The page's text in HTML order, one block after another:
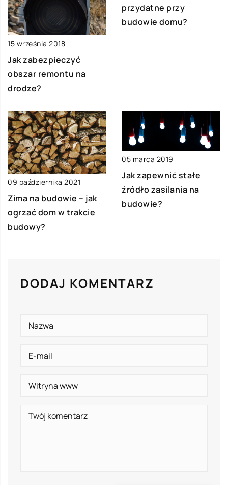
15 września 2018
Jak zabezpieczyć
obszar remontu na
drodze?
przydatne przy
budowie domu?
09 października 2021
Zima na budowie – jak
ogrzać dom w trakcie
budowy?
05 marca 2019
Jak zapewnić stałe
źródło zasilania na
budowie?
DODAJ KOMENTARZ